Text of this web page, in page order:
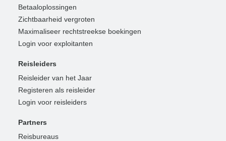
Betaaloplossingen
Zichtbaarheid vergroten
Maximaliseer rechtstreekse boekingen
Login voor exploitanten
Reisleiders
Reisleider van het Jaar
Registeren als reisleider
Login voor reisleiders
Partners
Reisbureaus